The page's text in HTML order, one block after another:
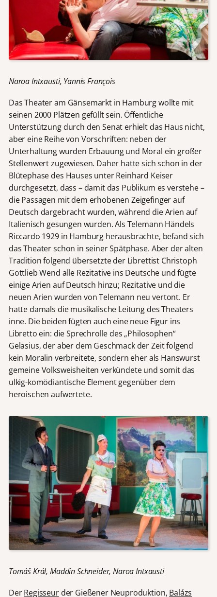
Naroa Intxausti, Yannis François
Das Theater am Gänsemarkt in Hamburg wollte mit
seinen 2000 Plätzen gefüllt sein. Öffentliche
Unterstützung durch den Senat erhielt das Haus nicht,
aber eine Reihe von Vorschriften: neben der
Unterhaltung wurden Erbauung und Moral ein großer
Stellenwert zugewiesen. Daher hatte sich schon in der
Blütephase des Hauses unter Reinhard Keiser
durchgesetzt, dass – damit das Publikum es verstehe –
die Passagen mit dem erhobenen Zeigefinger auf
Deutsch dargebracht wurden, während die Arien auf
Italienisch gesungen wurden. Als Telemann Händels
Riccardo 1929 in Hamburg herausbrachte, befand sich
das Theater schon in seiner Spätphase. Aber der alten
Tradition folgend übersetzte der Librettist Christoph
Gottlieb Wend alle Rezitative ins Deutsche und fügte
einige Arien auf Deutsch hinzu; Rezitative und die
neuen Arien wurden von Telemann neu vertont. Er
hatte damals die musikalische Leitung des Theaters
inne. Die beiden fügten auch eine neue Figur ins
Libretto ein: die Sprechrolle des „Philosophen“
Gelasius, der aber dem Geschmack der Zeit folgend
kein Moralin verbreitete, sondern eher als Hanswurst
gemeine Volksweisheiten verkündete und somit das
ulkig-komödiantische Element gegenüber dem
heroischen aufwertete.
Tomáš Král, Maddin Schneider,Naroa Intxausti
DerRegisseurder Gießener Neuproduktion, Balázs